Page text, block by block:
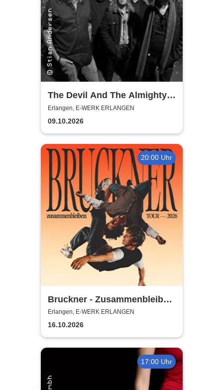
The Devil And The Almighty
Blues
Erlangen, E-WERK ERLANGEN
09.10.2026
20:00 Uhr
Bruckner - Zusammenbleiben
TOUR - 2026
Erlangen, E-WERK ERLANGEN
16.10.2026
17:00 Uhr